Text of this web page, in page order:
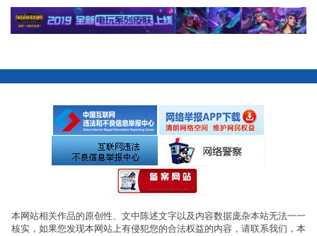
本网站相关作品的原创性、文中陈述文字以及内容数据庞杂本站无法一一
核实，如果您发现本网站上有侵犯您的合法权益的内容，请联系我们，本